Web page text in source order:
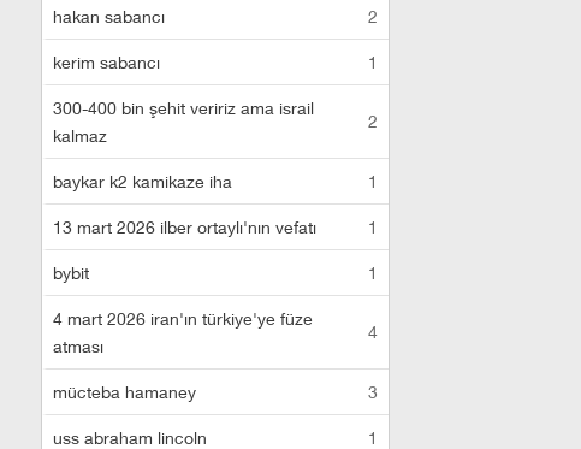
hakan sabancı 2
kerim sabancı 1
300-400 bin şehit veririz ama israil
kalmaz
2
baykar k2 kamikaze iha 1
13 mart 2026 ilber ortaylı'nın vefatı 1
bybit 1
4 mart 2026 iran'ın türkiye'ye füze
atması
4
mücteba hamaney 3
uss abraham lincoln 1